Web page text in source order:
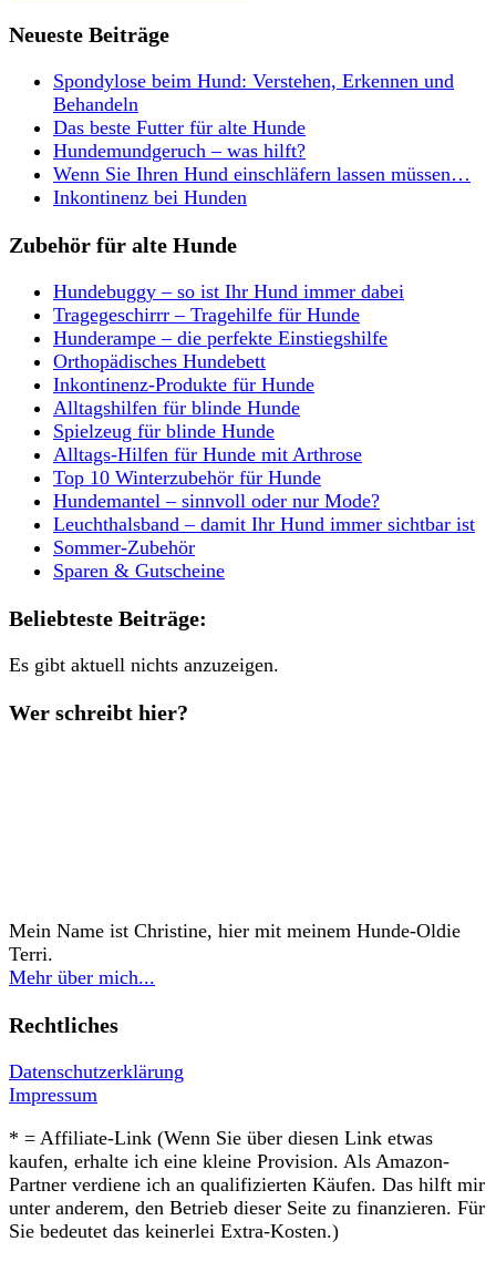
Neueste Beiträge
Spondylose beim Hund: Verstehen, Erkennen und
Behandeln
Das beste Futter für alte Hunde
Hundemundgeruch – was hilft?
Wenn Sie Ihren Hund einschläfern lassen müssen…
Inkontinenz bei Hunden
Zubehör für alte Hunde
Hundebuggy – so ist Ihr Hund immer dabei
Tragegeschirrr – Tragehilfe für Hunde
Hunderampe – die perfekte Einstiegshilfe
Orthopädisches Hundebett
Inkontinenz-Produkte für Hunde
Alltagshilfen für blinde Hunde
Spielzeug für blinde Hunde
Alltags-Hilfen für Hunde mit Arthrose
Top 10 Winterzubehör für Hunde
Hundemantel – sinnvoll oder nur Mode?
Leuchthalsband – damit Ihr Hund immer sichtbar ist
Sommer-Zubehör
Sparen & Gutscheine
Beliebteste Beiträge:
Es gibt aktuell nichts anzuzeigen.
Wer schreibt hier?
Mein Name ist Christine, hier mit meinem Hunde-Oldie
Terri.
Mehr über mich...
Rechtliches
Datenschutzerklärung
Impressum
* = Affiliate-Link (Wenn Sie über diesen Link etwas
kaufen, erhalte ich eine kleine Provision. Als Amazon-
Partner verdiene ich an qualifizierten Käufen. Das hilft mir
unter anderem, den Betrieb dieser Seite zu finanzieren. Für
Sie bedeutet das keinerlei Extra-Kosten.)